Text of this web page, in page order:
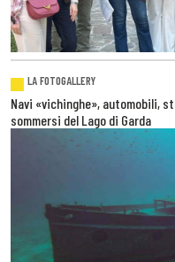
LA FOTOGALLERY
Navi «vichinghe», automobili,
sommersi del Lago di Garda